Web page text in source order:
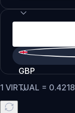
GBP
1 VIRTUAL = 0.4218